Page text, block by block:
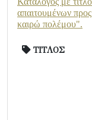
απαιτουμένων
καιρώ πολέμου".
ΤΙΤΛΟΣ